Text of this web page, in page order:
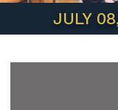
JULY